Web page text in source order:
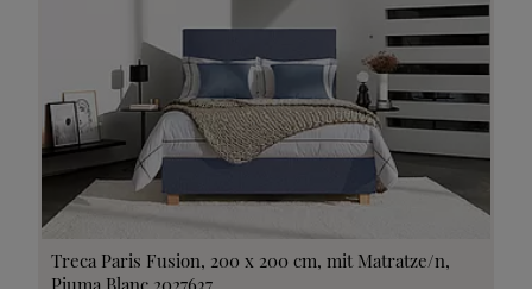
Treca Paris Fusion, 200 x 200 cm, mit Matratze/n,